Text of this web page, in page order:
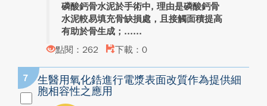
磷酸鈣骨水泥於手術中, 理由是磷酸鈣骨
水泥較易填充骨缺損處，且接觸面積提高
有助於骨生成；...
點閱：262
下載：0
7
生醫用氧化鋯進行電漿表面改質作為提供細
胞相容性之應用